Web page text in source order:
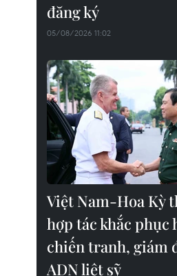
đăng ký
05/08/2026 11:02
Việt Nam-Hoa Kỳ
hợp tác khắc phục
chiến tranh, giám
ADN liệt sỹ